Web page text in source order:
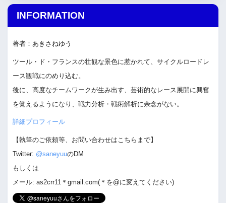
INFORMATION
著者：あきさねゆう
ツール・ド・フランスの壮観な景色に惹かれて、サイクルロードレ
ース観戦にのめり込む。
後に、高度なチームワークが生み出す、芸術的なレース展開に興奮
を覚えるようになり、戦力分析・戦術解析に余念がない。
詳細プロフィール
【執筆のご依頼等、お問い合わせはこちらまで】
Twitter: @saneyuuのDM
もしくは
メール: as2crr11＊gmail.com(＊を@に変えてください)